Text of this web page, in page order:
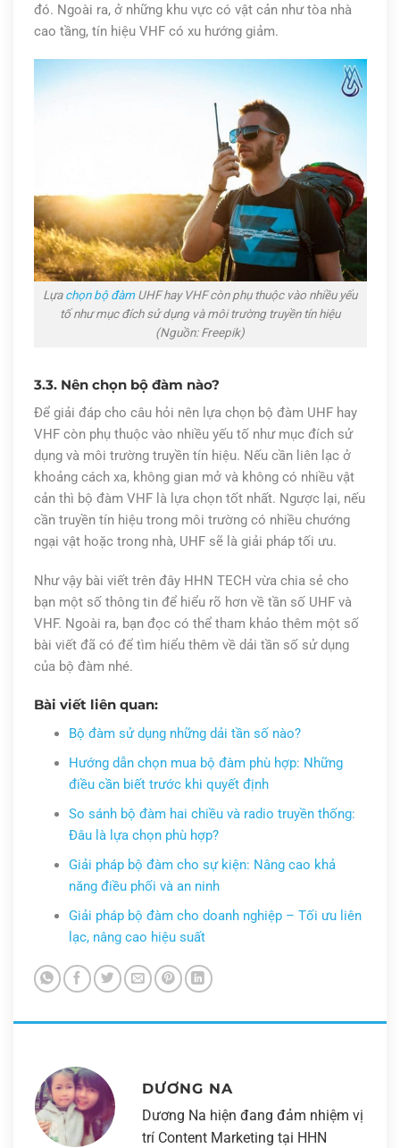
đó. Ngoài ra, ở những khu vực có vật cản như tòa nhà
cao tầng, tín hiệu VHF có xu hướng giảm.
Lựachọn bộ đàmUHF hay VHF còn phụ thuộc vào nhiều yếu
tố như mục đích sử dụng và môi trường truyền tín hiệu
(Nguồn: Freepik)
3.3. Nên chọn bộ đàm nào?
Để giải đáp cho câu hỏi nên lựa chọn bộ đàm UHF hay
VHF còn phụ thuộc vào nhiều yếu tố như mục đích sử
dụng và môi trường truyền tín hiệu. Nếu cần liên lạc ở
khoảng cách xa, không gian mở và không có nhiều vật
cản thì bộ đàm VHF là lựa chọn tốt nhất. Ngược lại, nếu
cần truyền tín hiệu trong môi trường có nhiều chướng
ngại vật hoặc trong nhà, UHF sẽ là giải pháp tối ưu.
Như vậy bài viết trên đây HHN TECH vừa chia sẻ cho
bạn một số thông tin để hiểu rõ hơn về tần số UHF và
VHF. Ngoài ra, bạn đọc có thể tham khảo thêm một số
bài viết đã có để tìm hiểu thêm về dải tần số sử dụng
của bộ đàm nhé.
Bài viết liên quan:
Bộ đàm sử dụng những dải tần số nào?
Hướng dẫn chọn mua bộ đàm phù hợp: Những
điều cần biết trước khi quyết định
So sánh bộ đàm hai chiều và radio truyền thống:
Đâu là lựa chọn phù hợp?
Giải pháp bộ đàm cho sự kiện: Nâng cao khả
năng điều phối và an ninh
Giải pháp bộ đàm cho doanh nghiệp – Tối ưu liên
lạc, nâng cao hiệu suất
DƯƠNG NA
Dương Na hiện đang đảm nhiệm vị
trí Content Marketing tại HHN